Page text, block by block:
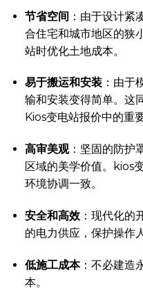
节省空间 ：由于设计紧
合住宅和城市地区的狭
站时优化土地成本。
易于搬运和安装：由于
输和安装变得简单。这
Kios变电站报价中的重
高审美观：坚固的防护
区域的美学价值。kios
环境协调一致。
安全和高效：现代化的
的电力供应，保护操作
低施工成本：不必建造
本。